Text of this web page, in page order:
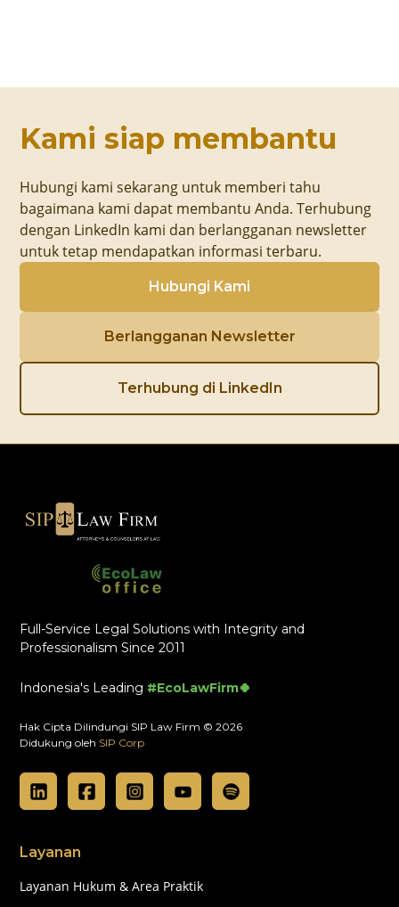
Kami siap membantu
Hubungi kami sekarang untuk memberi tahu
bagaimana kami dapat membantu Anda. Terhubung
dengan LinkedIn kami dan berlangganan newsletter
untuk tetap mendapatkan informasi terbaru.
Hubungi Kami
Berlangganan Newsletter
Terhubung di LinkedIn
Full-Service Legal Solutions with Integrity and
Professionalism Since 2011
Indonesia's Leading #EcoLawFirm🍀
Hak Cipta Dilindungi SIP Law Firm © 2026
Didukung oleh SIP Corp
Layanan
Layanan Hukum & Area Praktik